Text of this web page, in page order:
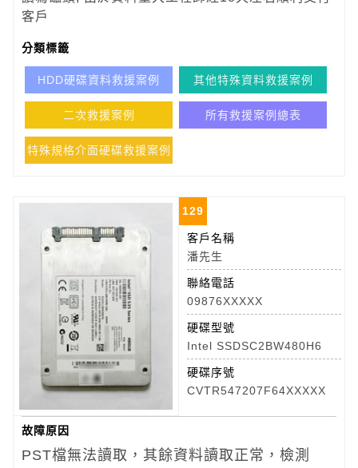
客戶
分類標籤
HDD硬碟資料救援案例 其他特殊資料救援案例
二次救援案例 所有救援案例總表
特殊規格介面硬碟救援案例
129
客戶名稱
潘先生
聯絡電話
09876XXXXX
硬碟型號
Intel SSDSC2BW480H6
硬碟序號
CVTR547207F64XXXXX
故障原因
PST檔無法讀取，其餘資料讀取正常，檢測